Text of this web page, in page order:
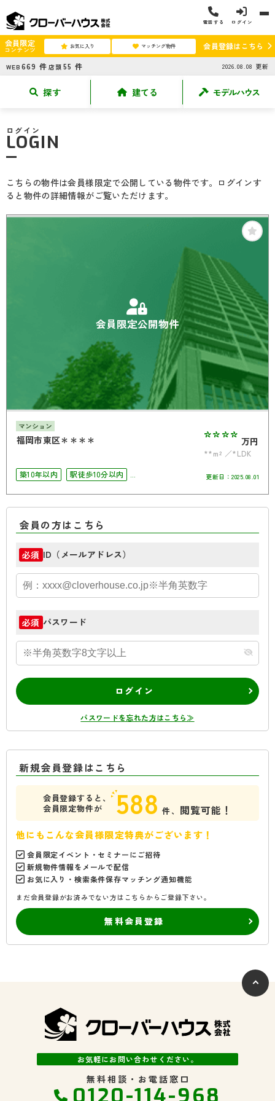
電話する ログイン
会員限定
コンテンツ お気に入り マッチング物件 会員登録はこちら
WEB 669 件 店頭 55 件 2026.08.08 更新
探す 建てる モデルハウス
ログイン
LOGIN
こちらの物件は会員様限定で公開している物件です。ログインす
ると物件の詳細情報がご覧いただけます。
会員限定公開物件
マンション
福岡市東区＊＊＊＊ **** 万円
**m²
*LDK
築10年以内
駅徒歩10分以内
更新日： 2025.08.01
会員の方はこちら
必須 ID（メールアドレス）
必須 パスワード
ログイン
パスワードを忘れた方はこちら≫
新規会員登録はこちら
会員登録すると、
会員限定物件が
588 件、 閲覧可能！
他にもこんな会員様限定特典がございます！
会員限定イベント・セミナーにご招待
新規物件情報をメールで配信
お気に入り・検索条件保存マッチング通知機能
まだ会員登録がお済みでない方はこちらからご登録下さい。
無料会員登録
お気軽にお問い合わせください。
無料相談・お電話窓口